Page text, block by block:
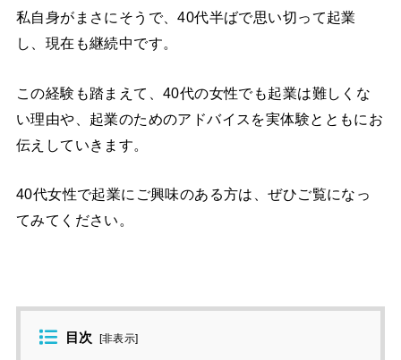
私自身がまさにそうで、40代半ばで思い切って起業
し、現在も継続中です。
この経験も踏まえて、40代の女性でも起業は難しくな
い理由や、起業のためのアドバイスを実体験とともにお
伝えしていきます。
40代女性で起業にご興味のある方は、ぜひご覧になっ
てみてください。
目次 [非表示]